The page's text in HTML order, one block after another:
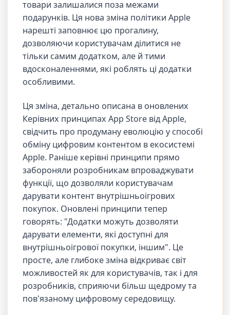
товари залишалися поза межами
подарунків. Ця нова зміна політики Apple
нарешті заповнює цю прогалину,
дозволяючи користувачам ділитися не
тільки самим додатком, але й тими
вдосконаленнями, які роблять ці додатки
особливими.
Ця зміна, детально описана в оновлених
Керівних принципах App Store від Apple,
свідчить про продуману еволюцію у способі
обміну цифровим контентом в екосистемі
Apple. Раніше керівні принципи прямо
забороняли розробникам впроваджувати
функції, що дозволяли користувачам
дарувати контент внутрішньоігрових
покупок. Оновлені принципи тепер
говорять: "Додатки можуть дозволяти
дарувати елементи, які доступні для
внутрішньоігрової покупки, іншим". Це
просте, але глибоке зміна відкриває світ
можливостей як для користувачів, так і для
розробників, сприяючи більш щедрому та
пов'язаному цифровому середовищу.